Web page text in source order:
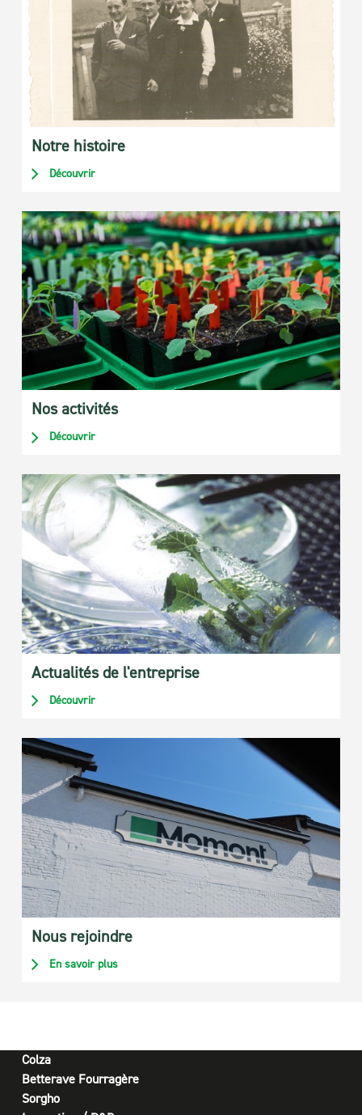
Notre histoire
Découvrir
Nos activités
Découvrir
Actualités de l'entreprise
Découvrir
Nous rejoindre
En savoir plus
Colza
Betterave Fourragère
Sorgho